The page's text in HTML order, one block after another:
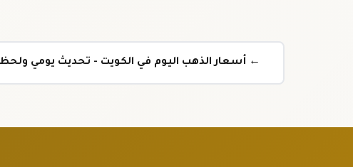
← أسعار الذهب اليوم في الكويت - تحديث يومي